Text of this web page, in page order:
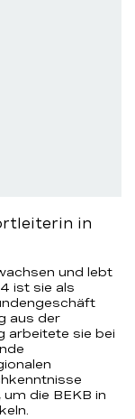
in
und lebt
ist sie als
aus der
arbeitete sie bei
die BEKB in